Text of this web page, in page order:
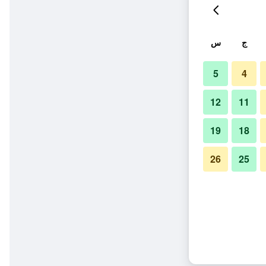
ج س
4
5
11
12
18
19
25
26